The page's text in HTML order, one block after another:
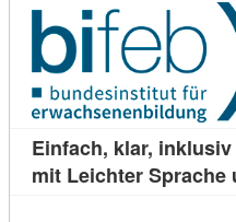
Einfach, klar,
mit Leichter Sprache